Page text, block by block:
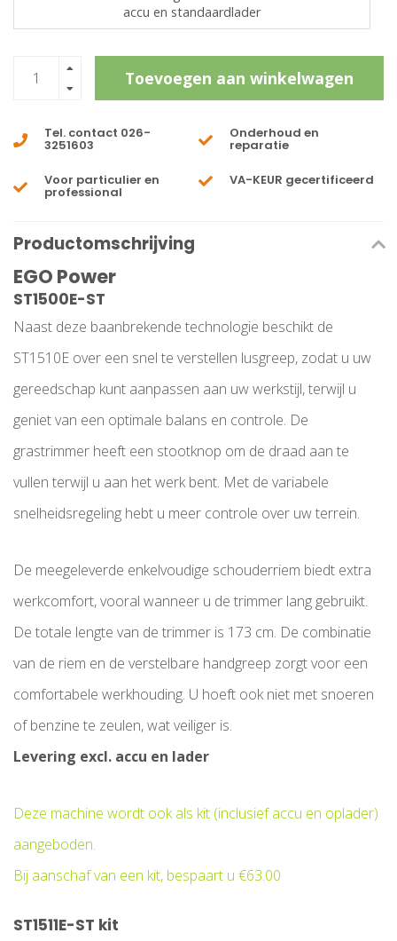
accu en standaardlader
Toevoegen aan winkelwagen
Tel. contact 026-
3251603
Onderhoud en
reparatie
Voor particulier en
professional
VA-KEUR gecertificeerd
Productomschrijving
EGO Power
ST1500E-ST
Naast deze baanbrekende technologie beschikt de
ST1510E over een snel te verstellen lusgreep, zodat u uw
gereedschap kunt aanpassen aan uw werkstijl, terwijl u
geniet van een optimale balans en controle. De
grastrimmer heeft een stootknop om de draad aan te
vullen terwijl u aan het werk bent. Met de variabele
snelheidsregeling hebt u meer controle over uw terrein.
De meegeleverde enkelvoudige schouderriem biedt extra
werkcomfort, vooral wanneer u de trimmer lang gebruikt.
De totale lengte van de trimmer is 173 cm. De combinatie
van de riem en de verstelbare handgreep zorgt voor een
comfortabele werkhouding. U hoeft ook niet met snoeren
of benzine te zeulen, wat veiliger is.
Levering excl. accu en lader
Deze machine wordt ook als kit (inclusief accu en oplader)
aangeboden.
Bij aanschaf van een kit, bespaart u €63.00
ST1511E-ST kit